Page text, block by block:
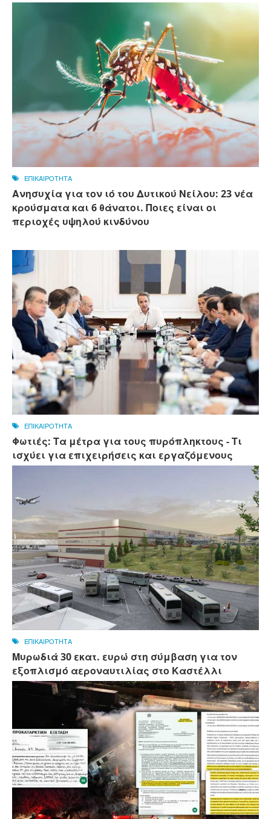
ΕΠΙΚΑΙΡΟΤΗΤΑ
Ανησυχία για τον ιό του Δυτικού Νείλου: 23 νέα
κρούσματα και 6 θάνατοι. Ποιες είναι οι
περιοχές υψηλού κινδύνου
ΕΠΙΚΑΙΡΟΤΗΤΑ
Φωτιές: Τα μέτρα για τους πυρόπληκτους - Τι
ισχύει για επιχειρήσεις και εργαζόμενους
ΕΠΙΚΑΙΡΟΤΗΤΑ
Μυρωδιά 30 εκατ. ευρώ στη σύμβαση για τον
εξοπλισμό αεροναυτιλίας στο Καστέλλι